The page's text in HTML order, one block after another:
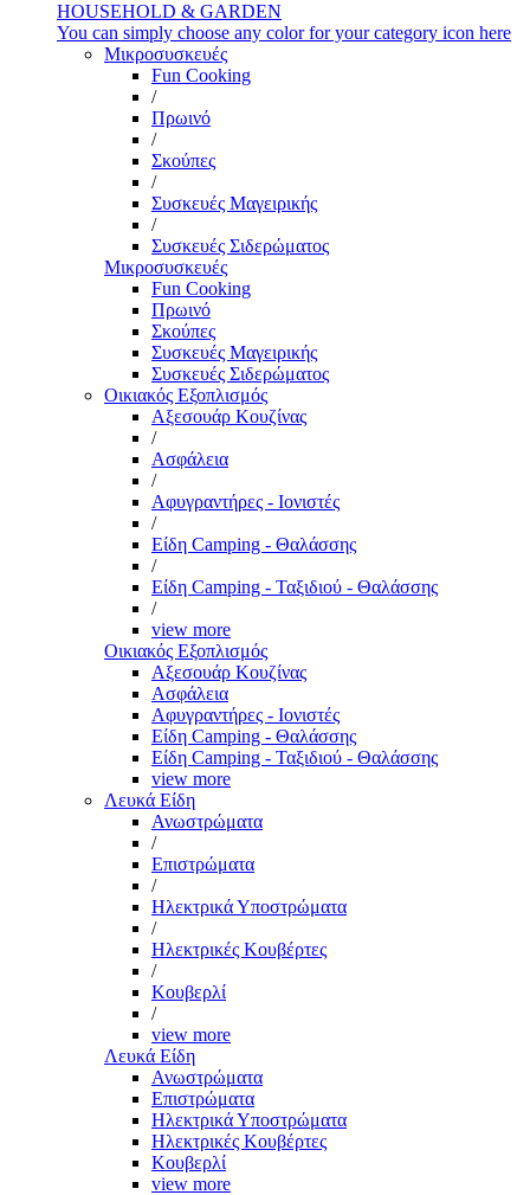
HOUSEHOLD & GARDEN
You can simply choose any color for your category icon here
Μικροσυσκευές
Fun Cooking
/
Πρωινό
/
Σκούπες
/
Συσκευές Μαγειρικής
/
Συσκευές Σιδερώματος
Μικροσυσκευές
Fun Cooking
Πρωινό
Σκούπες
Συσκευές Μαγειρικής
Συσκευές Σιδερώματος
Οικιακός Εξοπλισμός
Αξεσουάρ Κουζίνας
/
Ασφάλεια
/
Αφυγραντήρες - Ιονιστές
/
Είδη Camping - Θαλάσσης
/
Είδη Camping - Ταξιδιού - Θαλάσσης
/
view more
Οικιακός Εξοπλισμός
Αξεσουάρ Κουζίνας
Ασφάλεια
Αφυγραντήρες - Ιονιστές
Είδη Camping - Θαλάσσης
Είδη Camping - Ταξιδιού - Θαλάσσης
view more
Λευκά Είδη
Ανωστρώματα
/
Επιστρώματα
/
Ηλεκτρικά Υποστρώματα
/
Ηλεκτρικές Κουβέρτες
/
Κουβερλί
/
view more
Λευκά Είδη
Ανωστρώματα
Επιστρώματα
Ηλεκτρικά Υποστρώματα
Ηλεκτρικές Κουβέρτες
Κουβερλί
view more